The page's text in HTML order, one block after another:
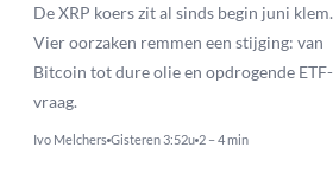
De XRP koers zit al sinds begin juni klem.
Vier oorzaken remmen een stijging: van
Bitcoin tot dure olie en opdrogende ETF-
vraag.
Ivo Melchers Gisteren 3:52u 2 – 4 min